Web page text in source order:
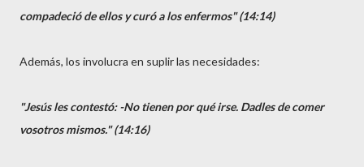
compadeció de ellos y curó a los enfermos" (14:14)
Además, los involucra en suplir las necesidades:
"Jesús les contestó: -No tienen por qué irse. Dadles de comer
vosotros mismos." (14:16)